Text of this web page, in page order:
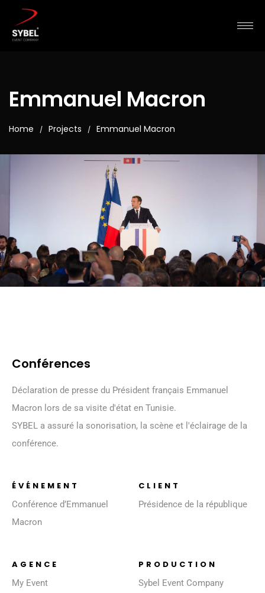
Emmanuel Macron
Home / Projects / Emmanuel Macron
Conférences
Déclaration de presse du Président français Emmanuel
Macron lors de sa visite d'état en Tunisie.
SYBEL a assuré la sonorisation, la scène et l'éclairage de la
conférence.
ÉVÉNEMENT
Conférence d’Emmanuel
Macron
CLIENT
Présidence de la république
AGENCE
My Event
PRODUCTION
Sybel Event Company